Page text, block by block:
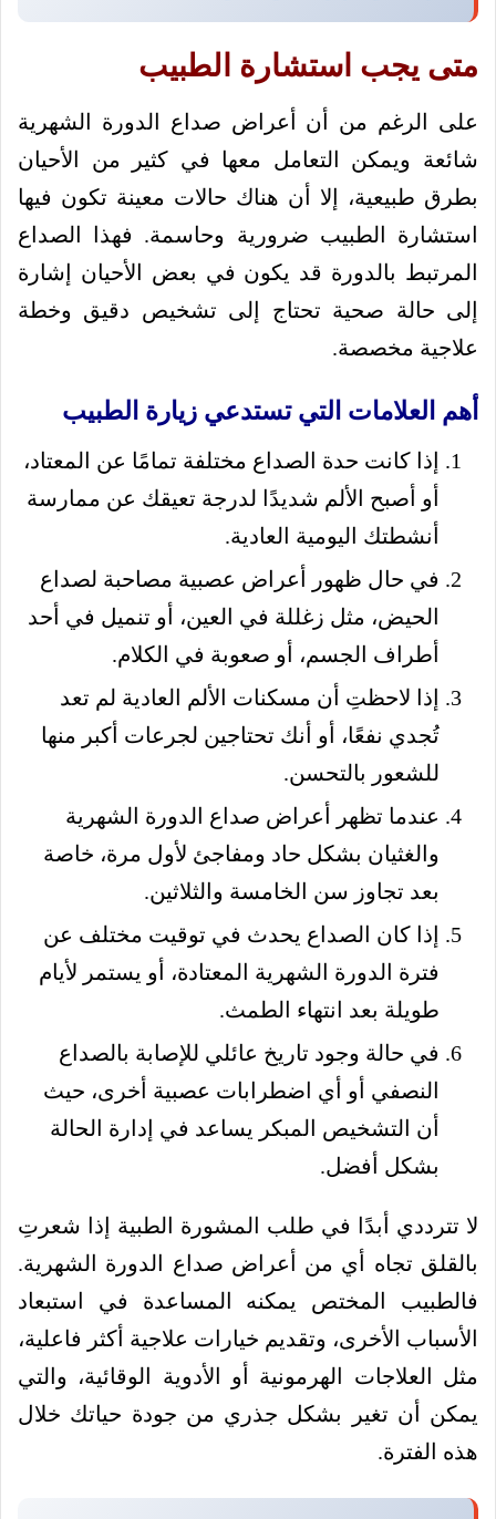
متى يجب استشارة الطبيب
على الرغم من أن أعراض صداع الدورة الشهرية
شائعة ويمكن التعامل معها في كثير من الأحيان
بطرق طبيعية، إلا أن هناك حالات معينة تكون فيها
استشارة الطبيب ضرورية وحاسمة. فهذا الصداع
المرتبط بالدورة قد يكون في بعض الأحيان إشارة
إلى حالة صحية تحتاج إلى تشخيص دقيق وخطة
علاجية مخصصة.
أهم العلامات التي تستدعي زيارة الطبيب
إذا كانت حدة الصداع مختلفة تمامًا عن المعتاد،
أو أصبح الألم شديدًا لدرجة تعيقك عن ممارسة
أنشطتك اليومية العادية.
في حال ظهور أعراض عصبية مصاحبة لصداع
الحيض، مثل زغللة في العين، أو تنميل في أحد
أطراف الجسم، أو صعوبة في الكلام.
إذا لاحظتِ أن مسكنات الألم العادية لم تعد
تُجدي نفعًا، أو أنك تحتاجين لجرعات أكبر منها
للشعور بالتحسن.
عندما تظهر أعراض صداع الدورة الشهرية
والغثيان بشكل حاد ومفاجئ لأول مرة، خاصة
بعد تجاوز سن الخامسة والثلاثين.
إذا كان الصداع يحدث في توقيت مختلف عن
فترة الدورة الشهرية المعتادة، أو يستمر لأيام
طويلة بعد انتهاء الطمث.
في حالة وجود تاريخ عائلي للإصابة بالصداع
النصفي أو أي اضطرابات عصبية أخرى، حيث
أن التشخيص المبكر يساعد في إدارة الحالة
بشكل أفضل.
لا تترددي أبدًا في طلب المشورة الطبية إذا شعرتِ
بالقلق تجاه أي من أعراض صداع الدورة الشهرية.
فالطبيب المختص يمكنه المساعدة في استبعاد
الأسباب الأخرى، وتقديم خيارات علاجية أكثر فاعلية،
مثل العلاجات الهرمونية أو الأدوية الوقائية، والتي
يمكن أن تغير بشكل جذري من جودة حياتك خلال
هذه الفترة.